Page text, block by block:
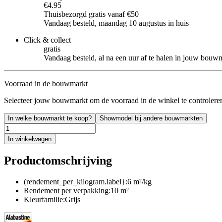
€4.95
Thuisbezorgd gratis vanaf €50
Vandaag besteld, maandag 10 augustus in huis
Click & collect
gratis
Vandaag besteld, al na een uur af te halen in jouw
Voorraad in de bouwmarkt
Selecteer jouw bouwmarkt om de voorraad in de winkel te
In welke bouwmarkt te koop? Showmodel bij andere bouwmarkten
In winkelwagen
Productomschrijving
(rendement_per_kilogram.label}:6 m²/kg
Rendement per verpakking:10 m²
Kleurfamilie:Grijs